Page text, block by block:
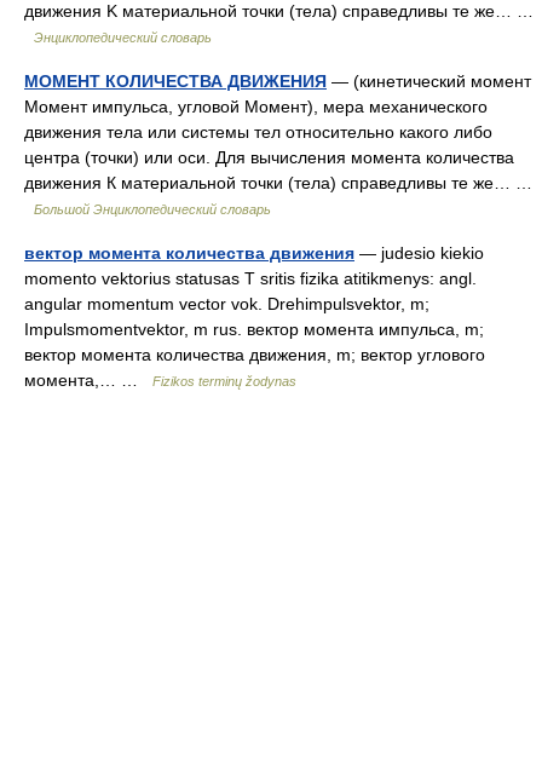
движения K материальной точки (тела) справедливы те же… …
Энциклопедический словарь
МОМЕНТ КОЛИЧЕСТВА ДВИЖЕНИЯ — (кинетический момент
Момент импульса, угловой Момент), мера механического
движения тела или системы тел относительно какого либо
центра (точки) или оси. Для вычисления момента количества
движения К материальной точки (тела) справедливы те же… …
Большой Энциклопедический словарь
вектор момента количества движения — judesio kiekio
momento vektorius statusas T sritis fizika atitikmenys: angl.
angular momentum vector vok. Drehimpulsvektor, m;
Impulsmomentvektor, m rus. вектор момента импульса, m;
вектор момента количества движения, m; вектор углового
момента,… …
Fizikos terminų žodynas